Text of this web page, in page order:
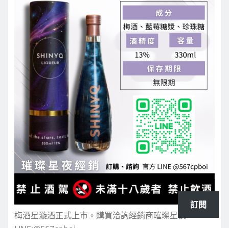
梅酒星漩酒正式上市。購買洽詢經銷商璀璨星夜-
訂閱